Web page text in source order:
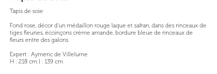
Tapis de soie
Fond rose, décor d’un médaillon rouge laque et safran, dans des rinceaux de
tiges fleuries, écoinçons crème amande, bordure bleue de rinceaux de
fleurs entre des galons.
Expert : Aymeric de Villelume
H : 218 cm l : 139 cm